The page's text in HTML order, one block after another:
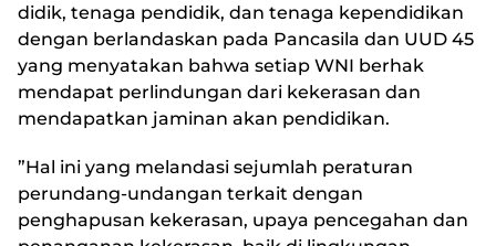
didik, tenaga pendidik, dan tenaga kependidikan
dengan berlandaskan pada Pancasila dan UUD 45
yang menyatakan bahwa setiap WNI berhak
mendapat perlindungan dari kekerasan dan
mendapatkan jaminan akan pendidikan.
”Hal ini yang melandasi sejumlah peraturan
perundang-undangan terkait dengan
penghapusan kekerasan, upaya pencegahan dan